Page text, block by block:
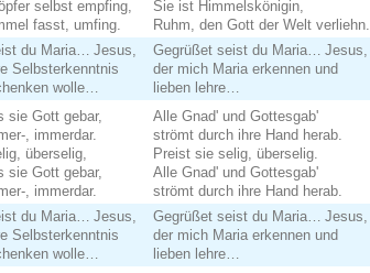
selbst empfing,
fasst, umfing.
Sie ist Himmelskönigin,
Ruhm, den Gott der Welt verliehn.
du Maria… Jesus,
Selbsterkenntnis
wolle…
Gegrüßet seist du Maria… Jesus,
der mich Maria erkennen und
lieben lehre…
sie Gott gebar,
, immerdar.
überselig,
sie Gott gebar,
, immerdar.
Alle Gnad' und Gottesgab'
strömt durch ihre Hand herab.
Preist sie selig, überselig.
Alle Gnad' und Gottesgab'
strömt durch ihre Hand herab.
du Maria… Jesus,
Selbsterkenntnis
wolle…
Gegrüßet seist du Maria… Jesus,
der mich Maria erkennen und
lieben lehre…